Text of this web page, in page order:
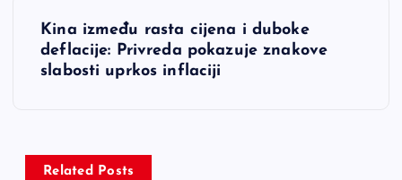
c
Kina između rasta cijena i duboke
deflacije: Privreda pokazuje znakove
slabosti uprkos inflaciji
Related Posts